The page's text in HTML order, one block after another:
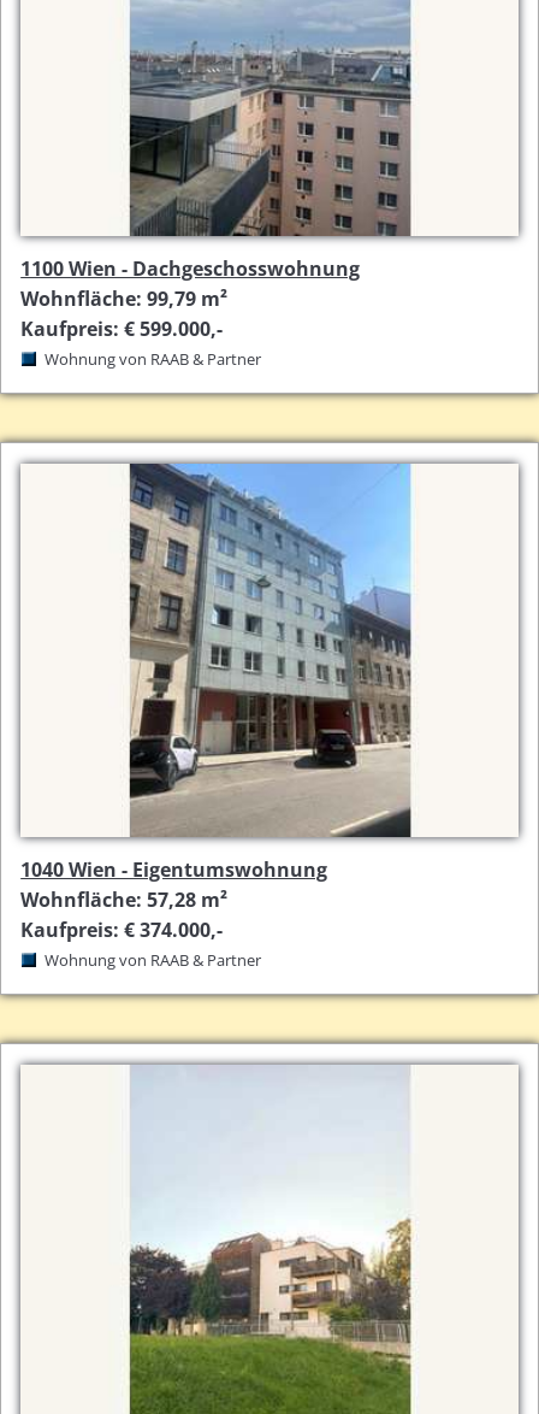
1100 Wien - Dachgeschosswohnung
Wohnfläche: 99,79 m²
Kaufpreis: € 599.000,-
Wohnung von RAAB & Partner
1040 Wien - Eigentumswohnung
Wohnfläche: 57,28 m²
Kaufpreis: € 374.000,-
Wohnung von RAAB & Partner